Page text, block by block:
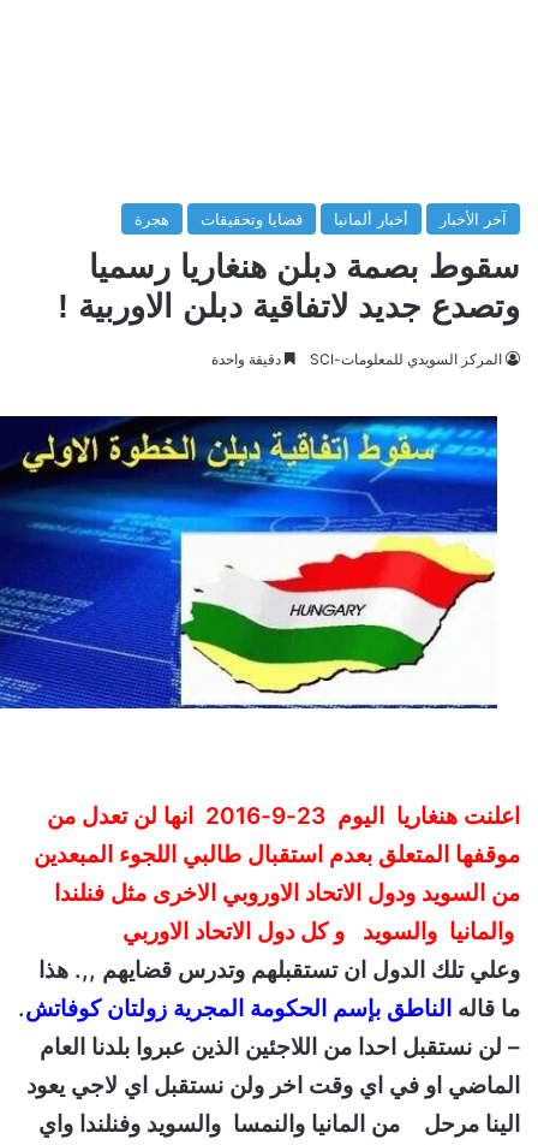
آخر الأخبار أخبار ألمانيا قضايا وتحقيقات هجرة
سقوط بصمة دبلن هنغاريا رسميا
وتصدع جديد لاتفاقية دبلن الاوربية !
المركز السويدي للمعلومات-SCI دقيقة واحدة
اعلنت هنغاريا اليوم 23-9-2016 انها لن تعدل من
موقفها المتعلق بعدم استقبال طالبي اللجوء المبعدين
من السويد ودول الاتحاد الاوروبي الاخرى مثل فنلندا
والمانيا والسويد و كل دول الاتحاد الاوربي
وعلي تلك الدول ان تستقبلهم وتدرس قضايهم ,,. هذا
ما قاله الناطق بإسم الحكومة المجرية زولتان كوفاتش.
– لن نستقبل احدا من اللاجئين الذين عبروا بلدنا العام
الماضي او في اي وقت اخر ولن نستقبل اي لاجي يعود
الينا مرحل من المانيا والنمسا والسويد وفنلندا واي